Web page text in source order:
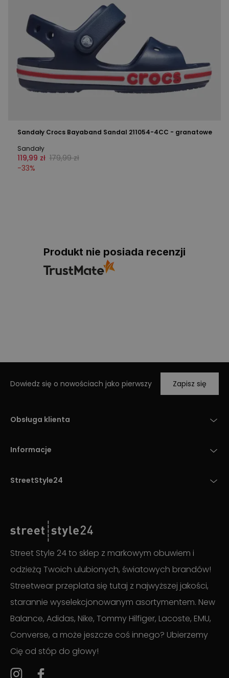
Sandały Crocs Bayaband Sandal 211054-4CC - granatowe
Sandały
119,99 zł 179,99 zł
-33%
Produkt nie posiada recenzji
Dowiedz się o nowościach jako pierwszy Zapisz się
Obsługa klienta
Informacje
StreetStyle24
Street Style 24 to sklep z markowym obuwiem i
odzieżą Twoich ulubionych, światowych brandów!
Streetwear przeplata się tutaj z najwyższej jakości,
starannie wyselekcjonowanym asortymentem. New
Balance, Adidas, Nike, Tommy Hilfiger, Lacoste, EMU,
Converse, a może jeszcze coś innego? Ubierzemy
Cię od stóp do głowy!